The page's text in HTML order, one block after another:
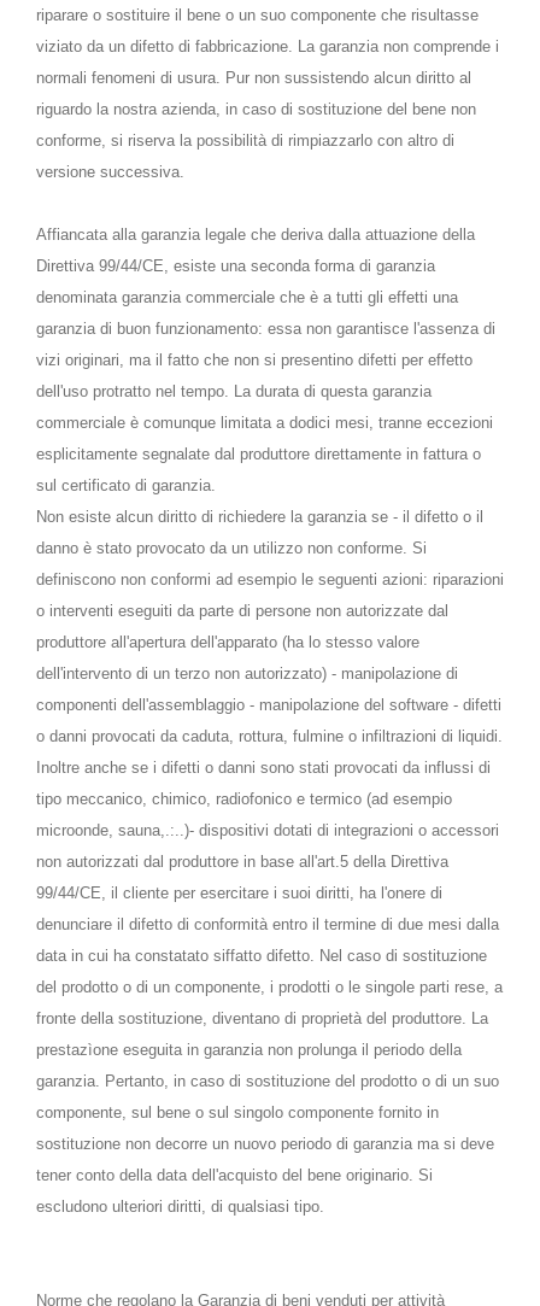
riparare o sostituire il bene o un suo componente che risultasse
viziato da un difetto di fabbricazione. La garanzia non comprende i
normali fenomeni di usura. Pur non sussistendo alcun diritto al
riguardo la nostra azienda, in caso di sostituzione del bene non
conforme, si riserva la possibilità di rimpiazzarlo con altro di
versione successiva.
Affiancata alla garanzia legale che deriva dalla attuazione della
Direttiva 99/44/CE, esiste una seconda forma di garanzia
denominata garanzia commerciale che è a tutti gli effetti una
garanzia di buon funzionamento: essa non garantisce l'assenza di
vizi originari, ma il fatto che non si presentino difetti per effetto
dell'uso protratto nel tempo. La durata di questa garanzia
commerciale è comunque limitata a dodici mesi, tranne eccezioni
esplicitamente segnalate dal produttore direttamente in fattura o
sul certificato di garanzia.
Non esiste alcun diritto di richiedere la garanzia se - il difetto o il
danno è stato provocato da un utilizzo non conforme. Si
definiscono non conformi ad esempio le seguenti azioni: riparazioni
o interventi eseguiti da parte di persone non autorizzate dal
produttore all'apertura dell'apparato (ha lo stesso valore
dell'intervento di un terzo non autorizzato) - manipolazione di
componenti dell'assemblaggio - manipolazione del software - difetti
o danni provocati da caduta, rottura, fulmine o infiltrazioni di liquidi.
Inoltre anche se i difetti o danni sono stati provocati da influssi di
tipo meccanico, chimico, radiofonico e termico (ad esempio
microonde, sauna,.:..)- dispositivi dotati di integrazioni o accessori
non autorizzati dal produttore in base all'art.5 della Direttiva
99/44/CE, il cliente per esercitare i suoi diritti, ha l'onere di
denunciare il difetto di conformità entro il termine di due mesi dalla
data in cui ha constatato siffatto difetto. Nel caso di sostituzione
del prodotto o di un componente, i prodotti o le singole parti rese, a
fronte della sostituzione, diventano di proprietà del produttore. La
prestazìone eseguita in garanzia non prolunga il periodo della
garanzia. Pertanto, in caso di sostituzione del prodotto o di un suo
componente, sul bene o sul singolo componente fornito in
sostituzione non decorre un nuovo periodo di garanzia ma si deve
tener conto della data dell'acquisto del bene originario. Si
escludono ulteriori diritti, di qualsiasi tipo.
Norme che regolano la Garanzia di beni venduti per attività